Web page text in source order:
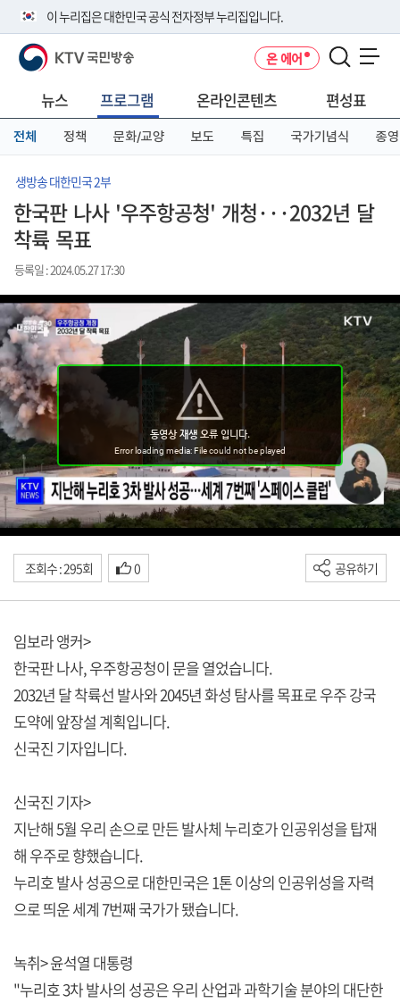
이 누리집은 대한민국 공식 전자정부 누리집입니다.
공식 누리집 주소 확인하기
니다.
이밖에 or.kr 또는 .kr등 다른 도메인 주소를 사용하고 있다면 아래 URL에
서 도메인 주소를 확인해 보세요
KTV 국민방송 온 에어
뉴스 프로그램 온라인콘텐츠 편성표
전체 정책 문화/교양 보도 특집 국가기념식 종영
생방송 대한민국 2부
한국판 나사 '우주항공청' 개청···2032년 달
착륙 목표
등록일 : 2024.05.27 17:30
조회수 : 295회 0 공유하기
임보라 앵커>
한국판 나사, 우주항공청이 문을 열었습니다.
2032년 달 착륙선 발사와 2045년 화성 탐사를 목표로 우주 강국
도약에 앞장설 계획입니다.
신국진 기자입니다.
신국진 기자>
지난해 5월 우리 손으로 만든 발사체 누리호가 인공위성을 탑재
해 우주로 향했습니다.
누리호 발사 성공으로 대한민국은 1톤 이상의 인공위성을 자력
으로 띄운 세계 7번째 국가가 됐습니다.
녹취> 윤석열 대통령
"누리호 3차 발사의 성공은 우리 산업과 과학기술 분야의 대단한